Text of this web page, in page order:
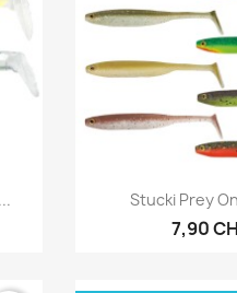

Stucki Prey
7,90